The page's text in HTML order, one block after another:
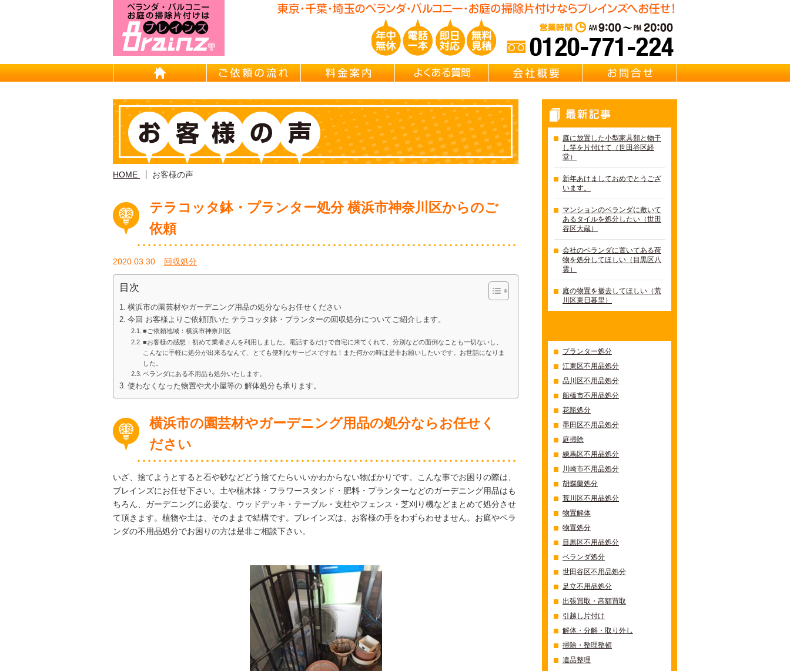
東京/埼玉/千葉/神奈川の ベランダ・庭の清掃片付け・不用品処分・遺品整理・リサイクル Brainz 取扱い 【ガーデンテーブル・チェア・ガーデンシ
HOME ご依頼の流れ 料金案内 よくある質問 会社概要
HOME お客様の声
テラコッタ鉢・プランター処分 横浜市神奈川区からのご
依頼
2020.03.30 回収処分
目次
横浜市の園芸材やガーデニング用品の処分ならお任せください
今回 お客様よりご依頼頂いた テラコッタ鉢・プランターの回収処分についてご紹介します。
■ご依頼地域：横浜市神奈川区
■お客様の感想：初めて業者さんを利用しました。電話するだけで自宅に来てくれて、分別などの面倒なことも一切ないし、
こんなに手軽に処分が出来るなんて、とても便利なサービスですね！また何かの時は是非お願いしたいです。お世話になりま
した。
ベランダにある不用品も処分いたします。
使わなくなった物置や犬小屋等の 解体処分も承ります。
横浜市の園芸材やガーデニング用品の処分ならお任せく
ださい
いざ、捨てようとすると石や砂などどう捨てたらいいかわからない物ばかりです。こんな事でお困りの際は、
ブレインズにお任せ下さい。土や植木鉢・フラワースタンド・肥料・プランターなどのガーデニング用品はも
ちろん、ガーデニングに必要な、ウッドデッキ・テーブル・支柱やフェンス・芝刈り機などまとめて処分させ
て頂きます。植物や土は、そのままで結構です。ブレインズは、お客様の手をわずらわせません。お庭やベラ
ンダの不用品処分でお困りの方は是非ご相談下さい。
庭に放置した小型家具類と物干
し竿を片付けて（世田谷区経
堂）
新年あけましておめでとうござ
います。
マンションのベランダに敷いて
あるタイルを処分したい（世田
谷区大蔵）
会社のベランダに置いてある荷
物を処分してほしい（目黒区八
雲）
庭の物置を撤去してほしい（荒
川区東日暮里）
プランター処分
江東区不用品処分
品川区不用品処分
船橋市不用品処分
花瓶処分
墨田区不用品処分
庭掃除
練馬区不用品処分
川崎市不用品処分
胡蝶蘭処分
荒川区不用品処分
物置解体
物置処分
目黒区不用品処分
ベランダ処分
世田谷区不用品処分
足立不用品処分
出張買取・高額買取
引越し片付け
解体・分解・取り外し
掃除・整理整頓
遺品整理